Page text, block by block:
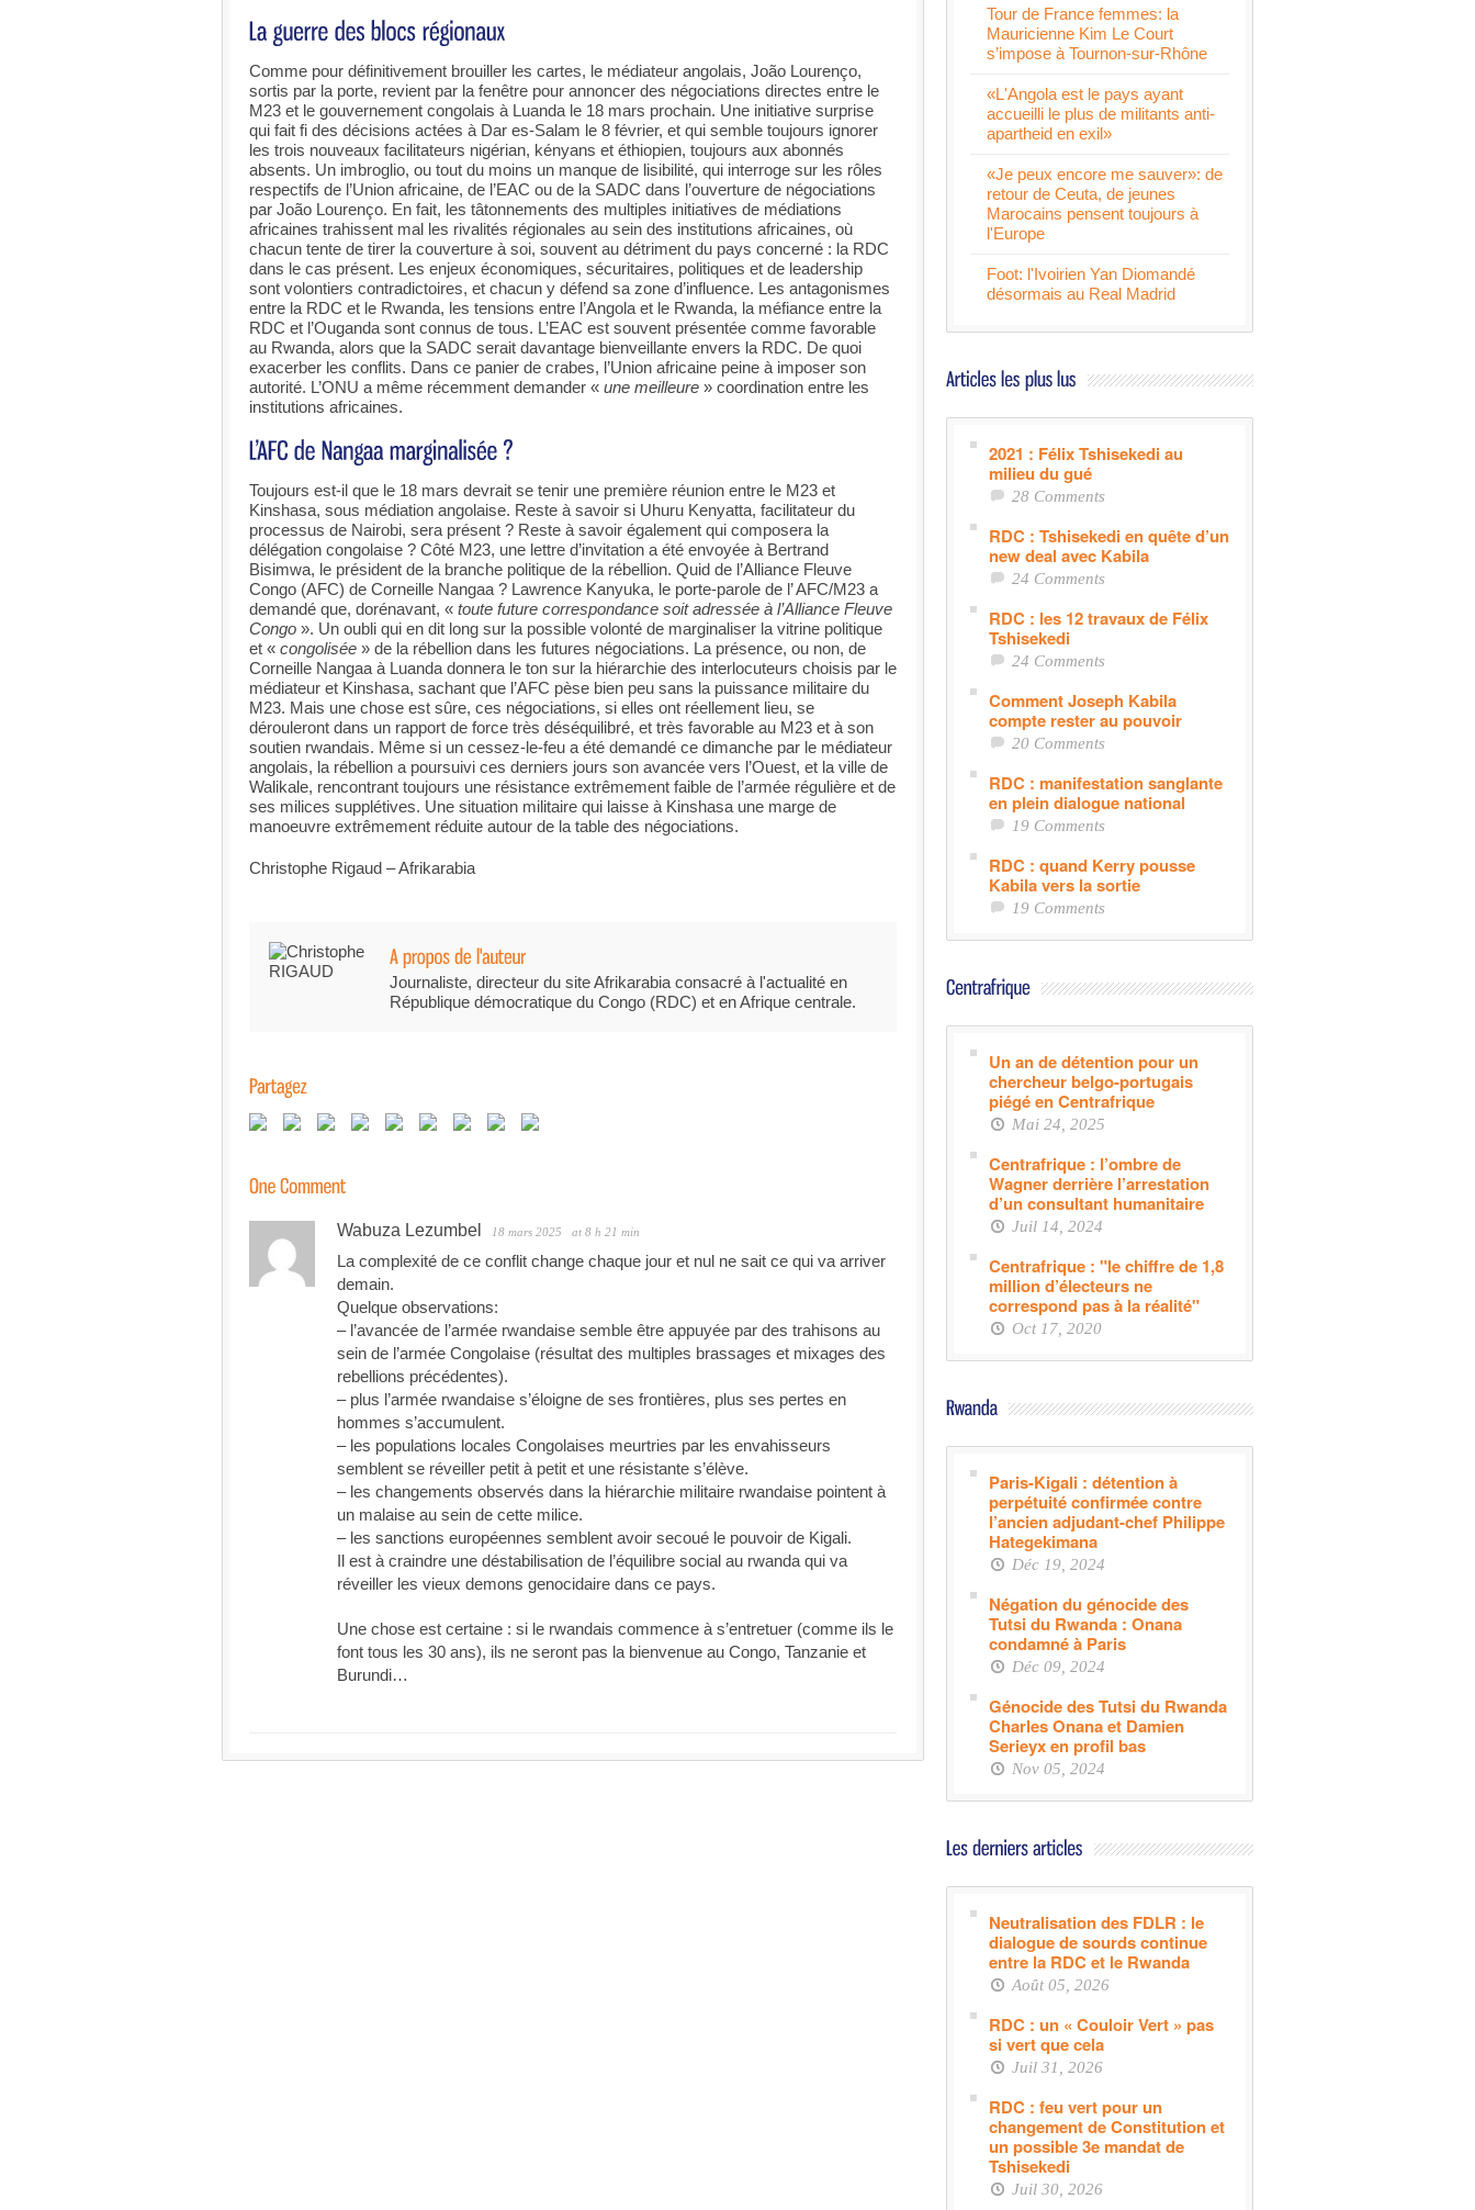
Comme pour définitivement brouiller les cartes, le médiateur angolais, João Lourenço,
sortis par la porte, revient par la fenêtre pour annoncer des négociations directes entre le
M23 et le gouvernement congolais à Luanda le 18 mars prochain. Une initiative surprise
qui fait fi des décisions actées à Dar es-Salam le 8 février, et qui semble toujours ignorer
les trois nouveaux facilitateurs nigérian, kényans et éthiopien, toujours aux abonnés
absents. Un imbroglio, ou tout du moins un manque de lisibilité, qui interroge sur les rôles
respectifs de l’Union africaine, de l’EAC ou de la SADC dans l’ouverture de négociations
par João Lourenço. En fait, les tâtonnements des multiples initiatives de médiations
africaines trahissent mal les rivalités régionales au sein des institutions africaines, où
chacun tente de tirer la couverture à soi, souvent au détriment du pays concerné : la RDC
dans le cas présent. Les enjeux économiques, sécuritaires, politiques et de leadership
sont volontiers contradictoires, et chacun y défend sa zone d’influence. Les antagonismes
entre la RDC et le Rwanda, les tensions entre l’Angola et le Rwanda, la méfiance entre la
RDC et l’Ouganda sont connus de tous. L’EAC est souvent présentée comme favorable
au Rwanda, alors que la SADC serait davantage bienveillante envers la RDC. De quoi
exacerber les conflits. Dans ce panier de crabes, l’Union africaine peine à imposer son
autorité. L’ONU a même récemment demander « une meilleure » coordination entre les
institutions africaines.
Toujours est-il que le 18 mars devrait se tenir une première réunion entre le M23 et
Kinshasa, sous médiation angolaise. Reste à savoir si Uhuru Kenyatta, facilitateur du
processus de Nairobi, sera présent ? Reste à savoir également qui composera la
délégation congolaise ? Côté M23, une lettre d’invitation a été envoyée à Bertrand
Bisimwa, le président de la branche politique de la rébellion. Quid de l’Alliance Fleuve
Congo (AFC) de Corneille Nangaa ? Lawrence Kanyuka, le porte-parole de l’ AFC/M23 a
demandé que, dorénavant, « toute future correspondance soit adressée à l’Alliance Fleuve
Congo ». Un oubli qui en dit long sur la possible volonté de marginaliser la vitrine politique
et « congolisée » de la rébellion dans les futures négociations. La présence, ou non, de
Corneille Nangaa à Luanda donnera le ton sur la hiérarchie des interlocuteurs choisis par le
médiateur et Kinshasa, sachant que l’AFC pèse bien peu sans la puissance militaire du
M23. Mais une chose est sûre, ces négociations, si elles ont réellement lieu, se
dérouleront dans un rapport de force très déséquilibré, et très favorable au M23 et à son
soutien rwandais. Même si un cessez-le-feu a été demandé ce dimanche par le médiateur
angolais, la rébellion a poursuivi ces derniers jours son avancée vers l’Ouest, et la ville de
Walikale, rencontrant toujours une résistance extrêmement faible de l’armée régulière et de
ses milices supplétives. Une situation militaire qui laisse à Kinshasa une marge de
manoeuvre extrêmement réduite autour de la table des négociations.
Christophe Rigaud – Afrikarabia
Journaliste, directeur du site Afrikarabia consacré à l'actualité en
République démocratique du Congo (RDC) et en Afrique centrale.
Wabuza Lezumbel 18 mars 2025 at 8 h 21 min
La complexité de ce conflit change chaque jour et nul ne sait ce qui va arriver
demain.
Quelque observations:
– l’avancée de l’armée rwandaise semble être appuyée par des trahisons au
sein de l’armée Congolaise (résultat des multiples brassages et mixages des
rebellions précédentes).
– plus l’armée rwandaise s’éloigne de ses frontières, plus ses pertes en
hommes s’accumulent.
– les populations locales Congolaises meurtries par les envahisseurs
semblent se réveiller petit à petit et une résistante s’élève.
– les changements observés dans la hiérarchie militaire rwandaise pointent à
un malaise au sein de cette milice.
– les sanctions européennes semblent avoir secoué le pouvoir de Kigali.
Il est à craindre une déstabilisation de l’équilibre social au rwanda qui va
réveiller les vieux demons genocidaire dans ce pays.
Une chose est certaine : si le rwandais commence à s’entretuer (comme ils le
font tous les 30 ans), ils ne seront pas la bienvenue au Congo, Tanzanie et
Burundi…
Tour de France femmes: la
Mauricienne Kim Le Court
s’impose à Tournon-sur-Rhône
«L'Angola est le pays ayant
accueilli le plus de militants anti-
apartheid en exil»
«Je peux encore me sauver»: de
retour de Ceuta, de jeunes
Marocains pensent toujours à
l'Europe
Foot: l'Ivoirien Yan Diomandé
désormais au Real Madrid
2021 : Félix Tshisekedi au
milieu du gué
28 Comments
RDC : Tshisekedi en quête d’un
new deal avec Kabila
24 Comments
RDC : les 12 travaux de Félix
Tshisekedi
24 Comments
Comment Joseph Kabila
compte rester au pouvoir
20 Comments
RDC : manifestation sanglante
en plein dialogue national
19 Comments
RDC : quand Kerry pousse
Kabila vers la sortie
19 Comments
Un an de détention pour un
chercheur belgo-portugais
piégé en Centrafrique
Mai 24, 2025
Centrafrique : l’ombre de
Wagner derrière l’arrestation
d’un consultant humanitaire
Juil 14, 2024
Centrafrique : "le chiffre de 1,8
million d’électeurs ne
correspond pas à la réalité"
Oct 17, 2020
Paris-Kigali : détention à
perpétuité confirmée contre
l’ancien adjudant-chef Philippe
Hategekimana
Déc 19, 2024
Négation du génocide des
Tutsi du Rwanda : Onana
condamné à Paris
Déc 09, 2024
Génocide des Tutsi du Rwanda
Charles Onana et Damien
Serieyx en profil bas
Nov 05, 2024
Neutralisation des FDLR : le
dialogue de sourds continue
entre la RDC et le Rwanda
Août 05, 2026
RDC : un « Couloir Vert » pas
si vert que cela
Juil 31, 2026
RDC : feu vert pour un
changement de Constitution et
un possible 3e mandat de
Tshisekedi
Juil 30, 2026